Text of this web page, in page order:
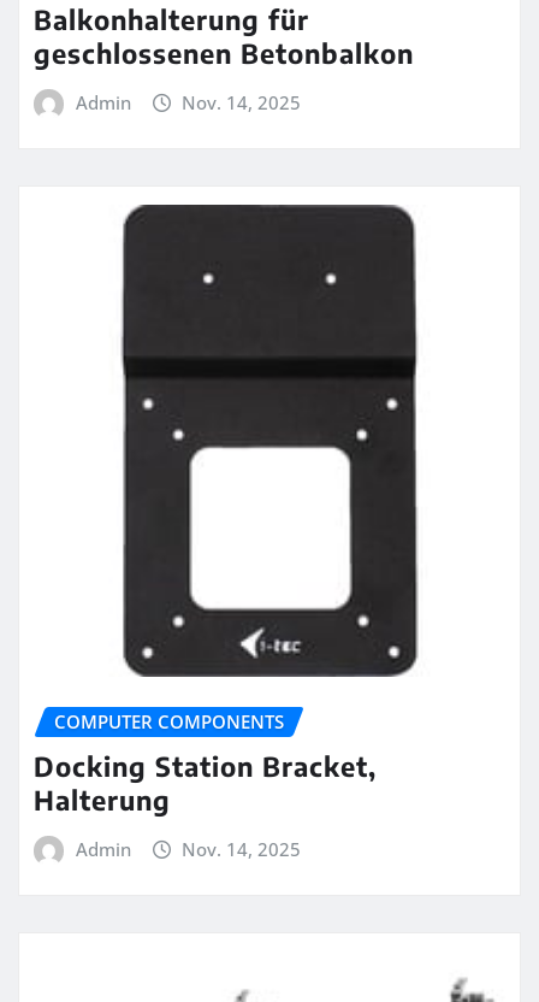
Balkonhalterung für
geschlossenen Betonbalkon
Admin Nov. 14, 2025
COMPUTER COMPONENTS
Docking Station Bracket,
Halterung
Admin Nov. 14, 2025